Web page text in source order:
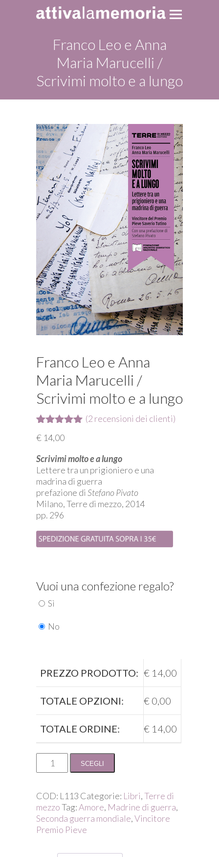
Franco Leo e Anna
Maria Marucelli /
Scrivimi molto e a lungo
Franco Leo e Anna
Maria Marucelli /
Scrivimi molto e a lungo
5.00su 5
di
recensioni
(2 recensioni dei clienti)
€ 14,00
Scrivimi molto e a lungo
Lettere tra un prigioniero e una
madrina di guerra
prefazione di Stefano Pivato
Milano, Terre di mezzo, 2014
pp. 296
Vuoi una confezione regalo?
Sì
No
PREZZO PRODOTTO: € 14,00
TOTALE OPZIONI: € 0,00
TOTALE ORDINE: € 14,00
Franco
Anna
Maria
Marucelli
/
Scrivimi
SCEGLI
COD: L113 Categorie: Libri,Terre di
mezzoTag:Amore, Madrine di guerra,
Seconda guerra mondiale,Vincitore
Premio Pieve